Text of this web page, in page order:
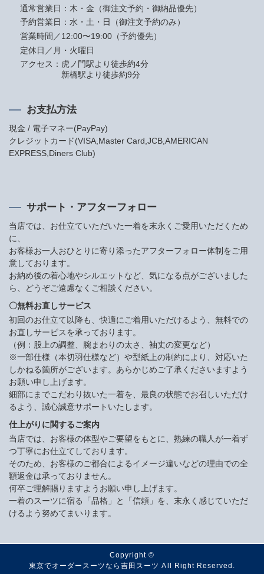
通常営業日：木・金（御注文予約・御納品優先）
予約営業日：水・土・日（御注文予約のみ）
営業時間／12:00〜19:00（予約優先）
定休日／月・火曜日
アクセス： 虎ノ門駅より徒歩約4分
新橋駅より徒歩約9分
お支払方法
現金 / 電子マネー(PayPay)
クレジットカード(VISA,Master Card,JCB,AMERICAN
EXPRESS,Diners Club)
サポート・アフターフォロー
当店では、お仕立ていただいた一着を末永くご愛用いただくため
に、
お客様お一人おひとりに寄り添ったアフターフォロー体制をご用
意しております。
お納め後の着心地やシルエットなど、気になる点がございました
ら、どうぞご遠慮なくご相談ください。
〇無料お直しサービス
初回のお仕立て以降も、快適にご着用いただけるよう、無料での
お直しサービスを承っております。
（例：股上の調整、腕まわりの太さ、袖丈の変更など）
※一部仕様（本切羽仕様など）や型紙上の制約により、対応いた
しかねる箇所がございます。あらかじめご了承くださいますよう
お願い申し上げます。
細部にまでこだわり抜いた一着を、最良の状態でお召しいただけ
るよう、誠心誠意サポートいたします。
仕上がりに関するご案内
当店では、お客様の体型やご要望をもとに、熟練の職人が一着ず
つ丁寧にお仕立てしております。
そのため、お客様のご都合によるイメージ違いなどの理由での全
額返金は承っておりません。
何卒ご理解賜りますようお願い申し上げます。
一着のスーツに宿る「品格」と「信頼」を、末永く感じていただ
けるよう努めてまいります。
Copyright ©
東京でオーダースーツなら吉田スーツ All Right Reserved.